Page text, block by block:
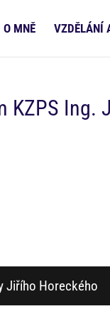
O MNĚ VZDĚLÁNÍ
KZPS Ing.
Jiřího Horeckého